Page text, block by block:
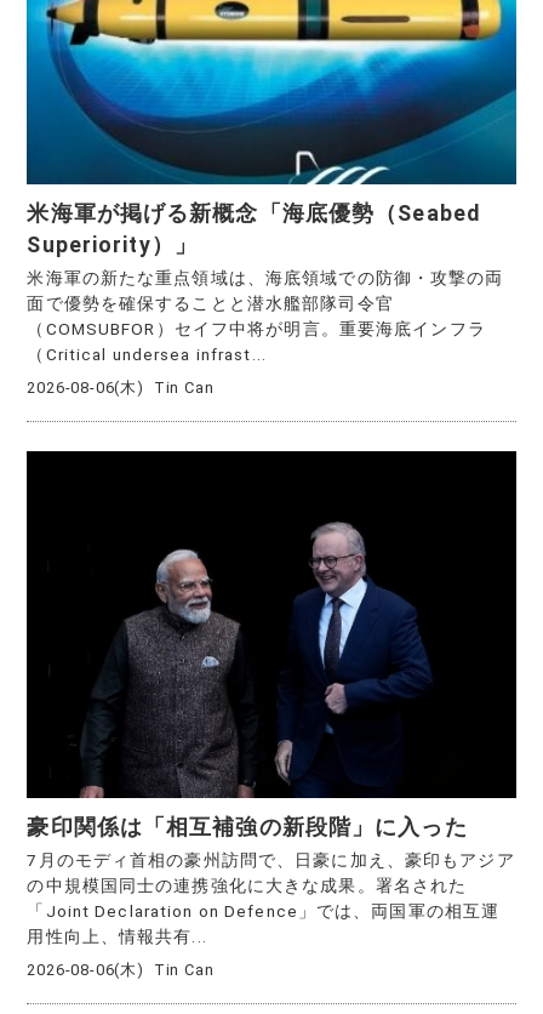
米海軍が掲げる新概念「海底優勢（Seabed
Superiority）」
米海軍の新たな重点領域は、海底領域での防御・攻撃の両
面で優勢を確保することと潜水艦部隊司令官
（COMSUBFOR）セイフ中将が明言。重要海底インフラ
（Critical undersea infrast...
2026-08-06(木) Tin Can
豪印関係は「相互補強の新段階」に入った
7月のモディ首相の豪州訪問で、日豪に加え、豪印もアジア
の中規模国同士の連携強化に大きな成果。署名された
「Joint Declaration on Defence」では、両国軍の相互運
用性向上、情報共有...
2026-08-06(木) Tin Can